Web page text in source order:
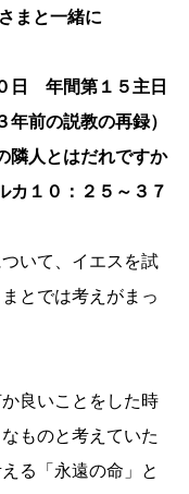
まと一緒に
日 年間第１５主日
年前の説教の再録）
隣人とはだれですか
カ１０：２５～３７
いて、イエスを試
とでは考えがまっ
良いことをした時
ものと考えていた
る「永遠の命」と